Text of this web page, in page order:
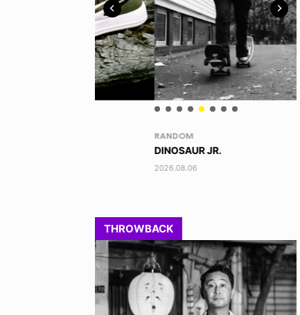
DINOSAUR JR.
THROWBACK